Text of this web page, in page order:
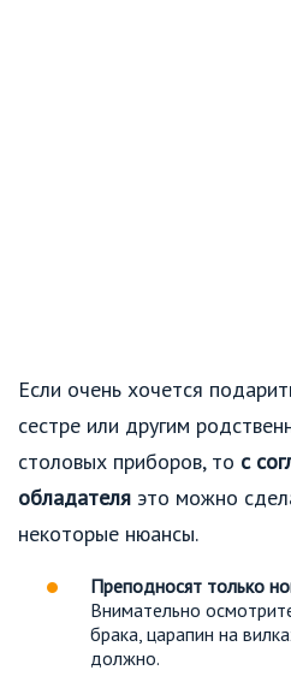
Если очень хочется
сестре или другим
столовых приборов, то с
обладателя это можно
некоторые нюансы.
Преподносят только
Внимательно
брака, царапин на
должно.